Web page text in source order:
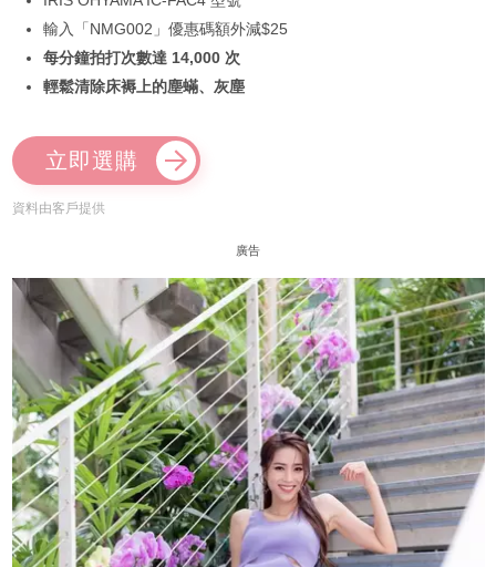
輸入「NMG002」優惠碼額外減$25
每分鐘拍打次數達 14,000 次
輕鬆清除床褥上的塵蟎、灰塵
立即選購
資料由客戶提供
廣告